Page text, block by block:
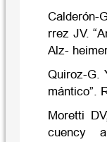
Calderón-
rrez JV.
Alz-
Quiroz-G.
mántico”.
Moretti
cuency